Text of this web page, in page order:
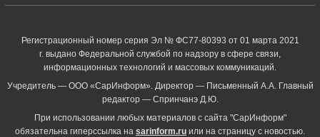
Регистрационный номер серия Эл № ФС77-80393 от 01 марта 2021
г. выдано Федеральной службой по надзору в сфере связи,
информационных технологий и массовых коммуникаций.
Учредитель — ООО «СарИнформ». Директор — Письменный А.А. Главный
редактор — Спринчанэ Д.Ю.
При использовании любых материалов с сайта "СарИнформ"
обязательна гиперссылка на sarinform.ru или на страницу с новостью.